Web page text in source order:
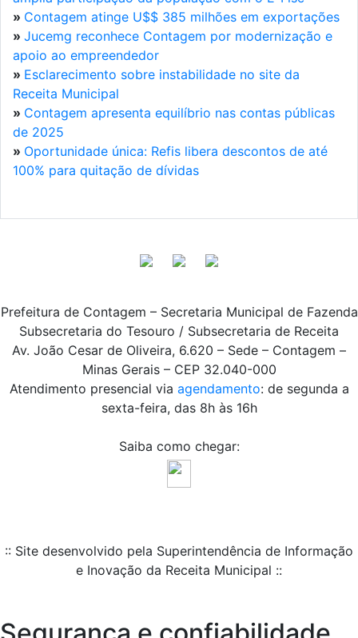
» Contagem atinge U$$ 385 milhões em exportações
» Jucemg reconhece Contagem por modernização e
apoio ao empreendedor
» Esclarecimento sobre instabilidade no site da
Receita Municipal
» Contagem apresenta equilíbrio nas contas públicas
de 2025
» Oportunidade única: Refis libera descontos de até
100% para quitação de dívidas
Prefeitura de Contagem – Secretaria Municipal de Fazenda
Subsecretaria do Tesouro / Subsecretaria de Receita
Av. João Cesar de Oliveira, 6.620 – Sede – Contagem –
Minas Gerais – CEP 32.040-000
Atendimento presencial via agendamento: de segunda a
sexta-feira, das 8h às 16h
Saiba como chegar:
:: Site desenvolvido pela Superintendência de Informação
e Inovação da Receita Municipal ::